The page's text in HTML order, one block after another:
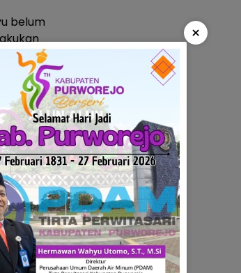
belum
tidak
bisa
Sekayu
memberikan
maaf
kejadian
kegaduhan,”
×